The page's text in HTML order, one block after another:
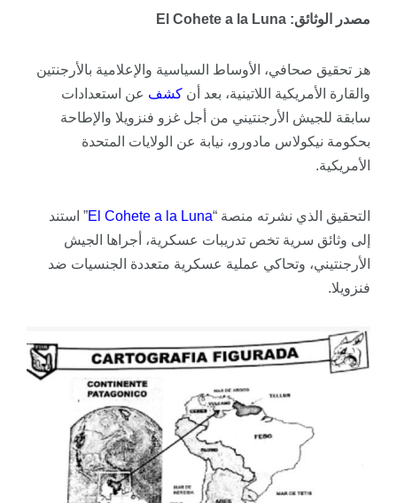
مصدر الوثائق: El Cohete a la Luna
هز تحقيق صحافي، الأوساط السياسية والإعلامية بالأرجنتين
والقارة الأمريكية اللاتينية، بعد أن كشف عن استعدادات
سابقة للجيش الأرجنتيني من أجل غزو فنزويلا والإطاحة
بحكومة نيكولاس مادورو، نيابة عن الولايات المتحدة
الأمريكية.
التحقيق الذي نشرته منصة “El Cohete a la Luna” استند
إلى وثائق سرية تخص تدريبات عسكرية، أجراها الجيش
الأرجنتيني، وتحاكي عملية عسكرية متعددة الجنسيات ضد
فنزويلا.